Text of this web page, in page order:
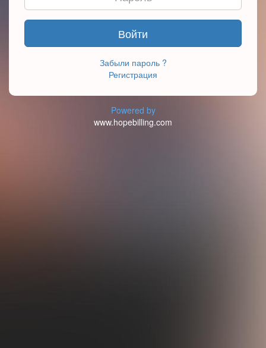
Войти
Забыли пароль ?
Регистрация
Powered by
www.hopebilling.com